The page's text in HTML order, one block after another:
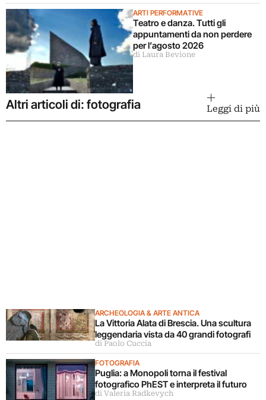
ARTI PERFORMATIVE
Teatro e danza. Tutti gli
appuntamenti da non perdere
per l’agosto 2026
di Laura Bevione
Altri articoli di: fotografia Leggi di più
ARCHEOLOGIA & ARTE ANTICA
La Vittoria Alata di Brescia. Una scultura
leggendaria vista da 40 grandi fotografi
di Paolo Cuccia
FOTOGRAFIA
Puglia: a Monopoli torna il festival
fotografico PhEST e interpreta il futuro
di Valeria Radkevych